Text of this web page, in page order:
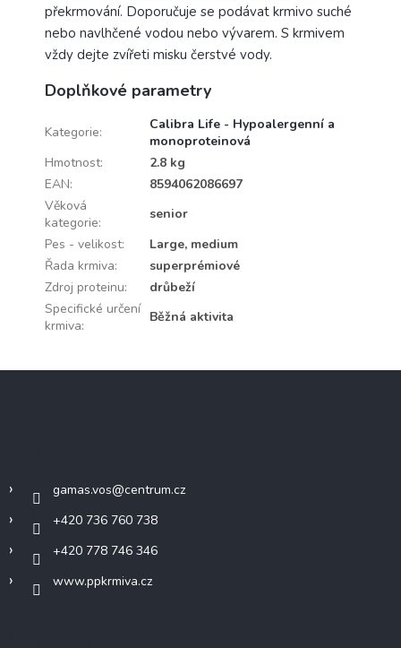
překrmování. Doporučuje se podávat krmivo suché
nebo navlhčené vodou nebo vývarem. S krmivem
vždy dejte zvířeti misku čerstvé vody.
Doplňkové parametry
Kategorie:
Calibra Life - Hypoalergenní a
monoproteinová
Hmotnost:
2.8 kg
EAN:
8594062086697
Věková
kategorie:
senior
Pes - velikost:
Large, medium
Řada krmiva:
superprémiové
Zdroj proteinu:
drůbeží
Specifické určení
krmiva:
Běžná aktivita
gamas.vos@centrum.cz
+420 736 760 738
+420 778 746 346
www.ppkrmiva.cz